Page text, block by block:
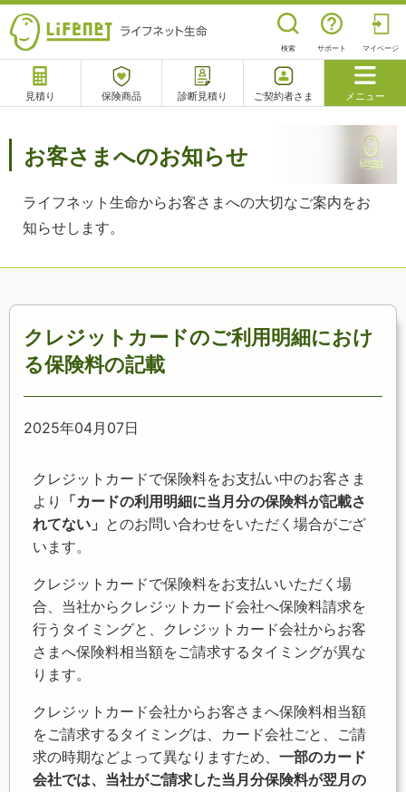
検索 サポート マイページ
見積り 保険商品 診断見積り ご契約者さま メニュー
閉じる
チャットサポート
お客さまへのお知らせ
ライフネット生命からお客さまへの大切なご案内をお
知らせします。
クレジットカードのご利用明細におけ
る保険料の記載
2025年04月07日
クレジットカードで保険料をお支払い中のお客さま
より
「カードの利用明細に当月分の保険料が記載さ
れてない」 とのお問い合わせをいただく場合がござ
います。
クレジットカードで保険料をお支払いいただく場
合、当社からクレジットカード会社へ保険料請求を
行うタイミングと、クレジットカード会社からお客
さまへ保険料相当額をご請求するタイミングが異な
ります。
クレジットカード会社からお客さまへ保険料相当額
をご請求するタイミングは、カード会社ごと、ご請
求の時期などよって異なりますため、 一部のカード
会社では、当社がご請求した当月分保険料が翌月の